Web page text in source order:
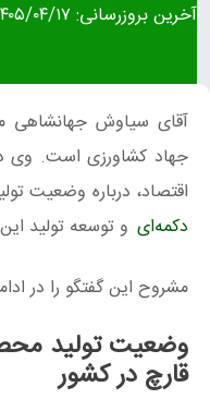
آخرین بروزرسانی: ۱۴۰۵/۰۴/
آقای سیاوش جهانشاهی
جهاد کشاورزی است. وی
اقتصاد، درباره وضعیت
دکمه‌ای و توسعه تولید
مشروح این گفتگو را در
وضعیت تولید
قارچ در کشور